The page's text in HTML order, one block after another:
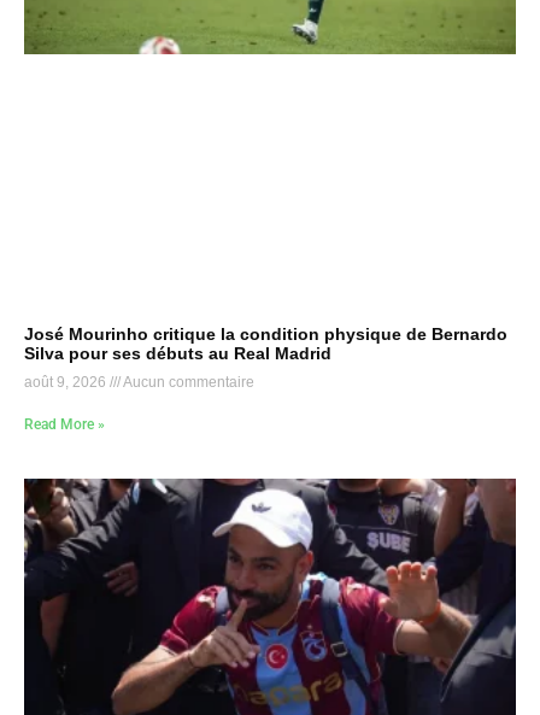
José Mourinho critique la condition physique de Bernardo
Silva pour ses débuts au Real Madrid
août 9, 2026 Aucun commentaire
Read More »